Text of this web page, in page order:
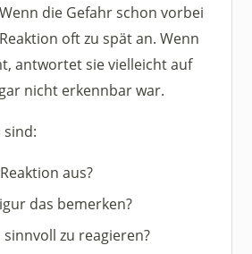
die Gefahr schon vorbei
oft zu spät an. Wenn
antwortet sie vielleicht auf
nicht erkennbar war.
sind:
aus?
das bemerken?
zu reagieren?